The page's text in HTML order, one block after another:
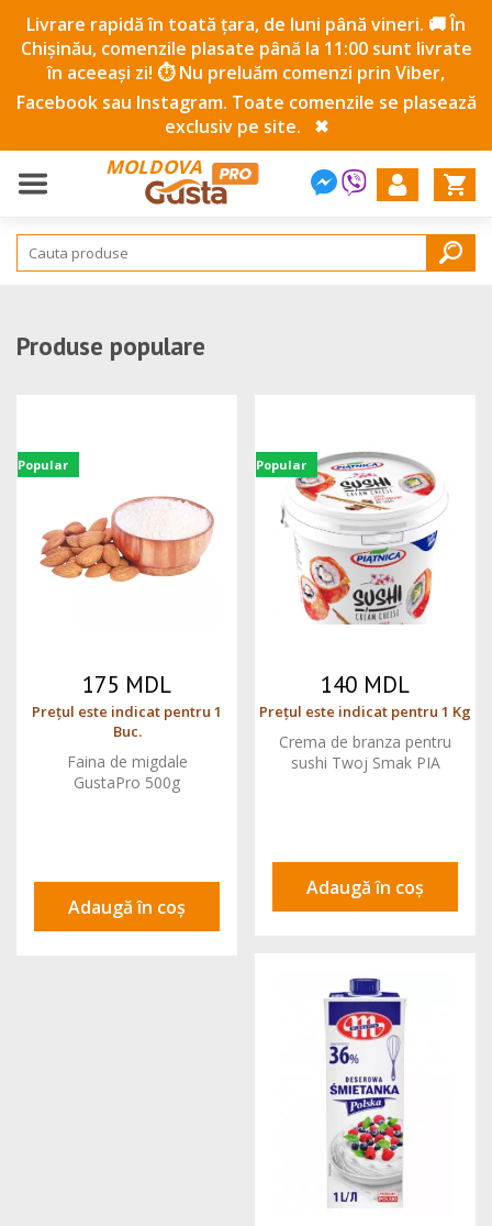
Livrare rapidă în toată țara, de luni până vineri. 🚚 În
Chișinău, comenzile plasate până la 11:00 sunt livrate
în aceeași zi! ⏱️ Nu preluăm comenzi prin Viber,
Facebook sau Instagram. Toate comenzile se plasează
exclusiv pe site.
✖
MOLDOVA
Produse populare
Popular
175 MDL
Prețul este indicat pentru 1
Buc.
Faina de migdale
GustaPro 500g
Adaugă în coș
Popular
140 MDL
Prețul este indicat pentru 1 Kg
Crema de branza pentru
sushi Twoj Smak PIA
Adaugă în coș